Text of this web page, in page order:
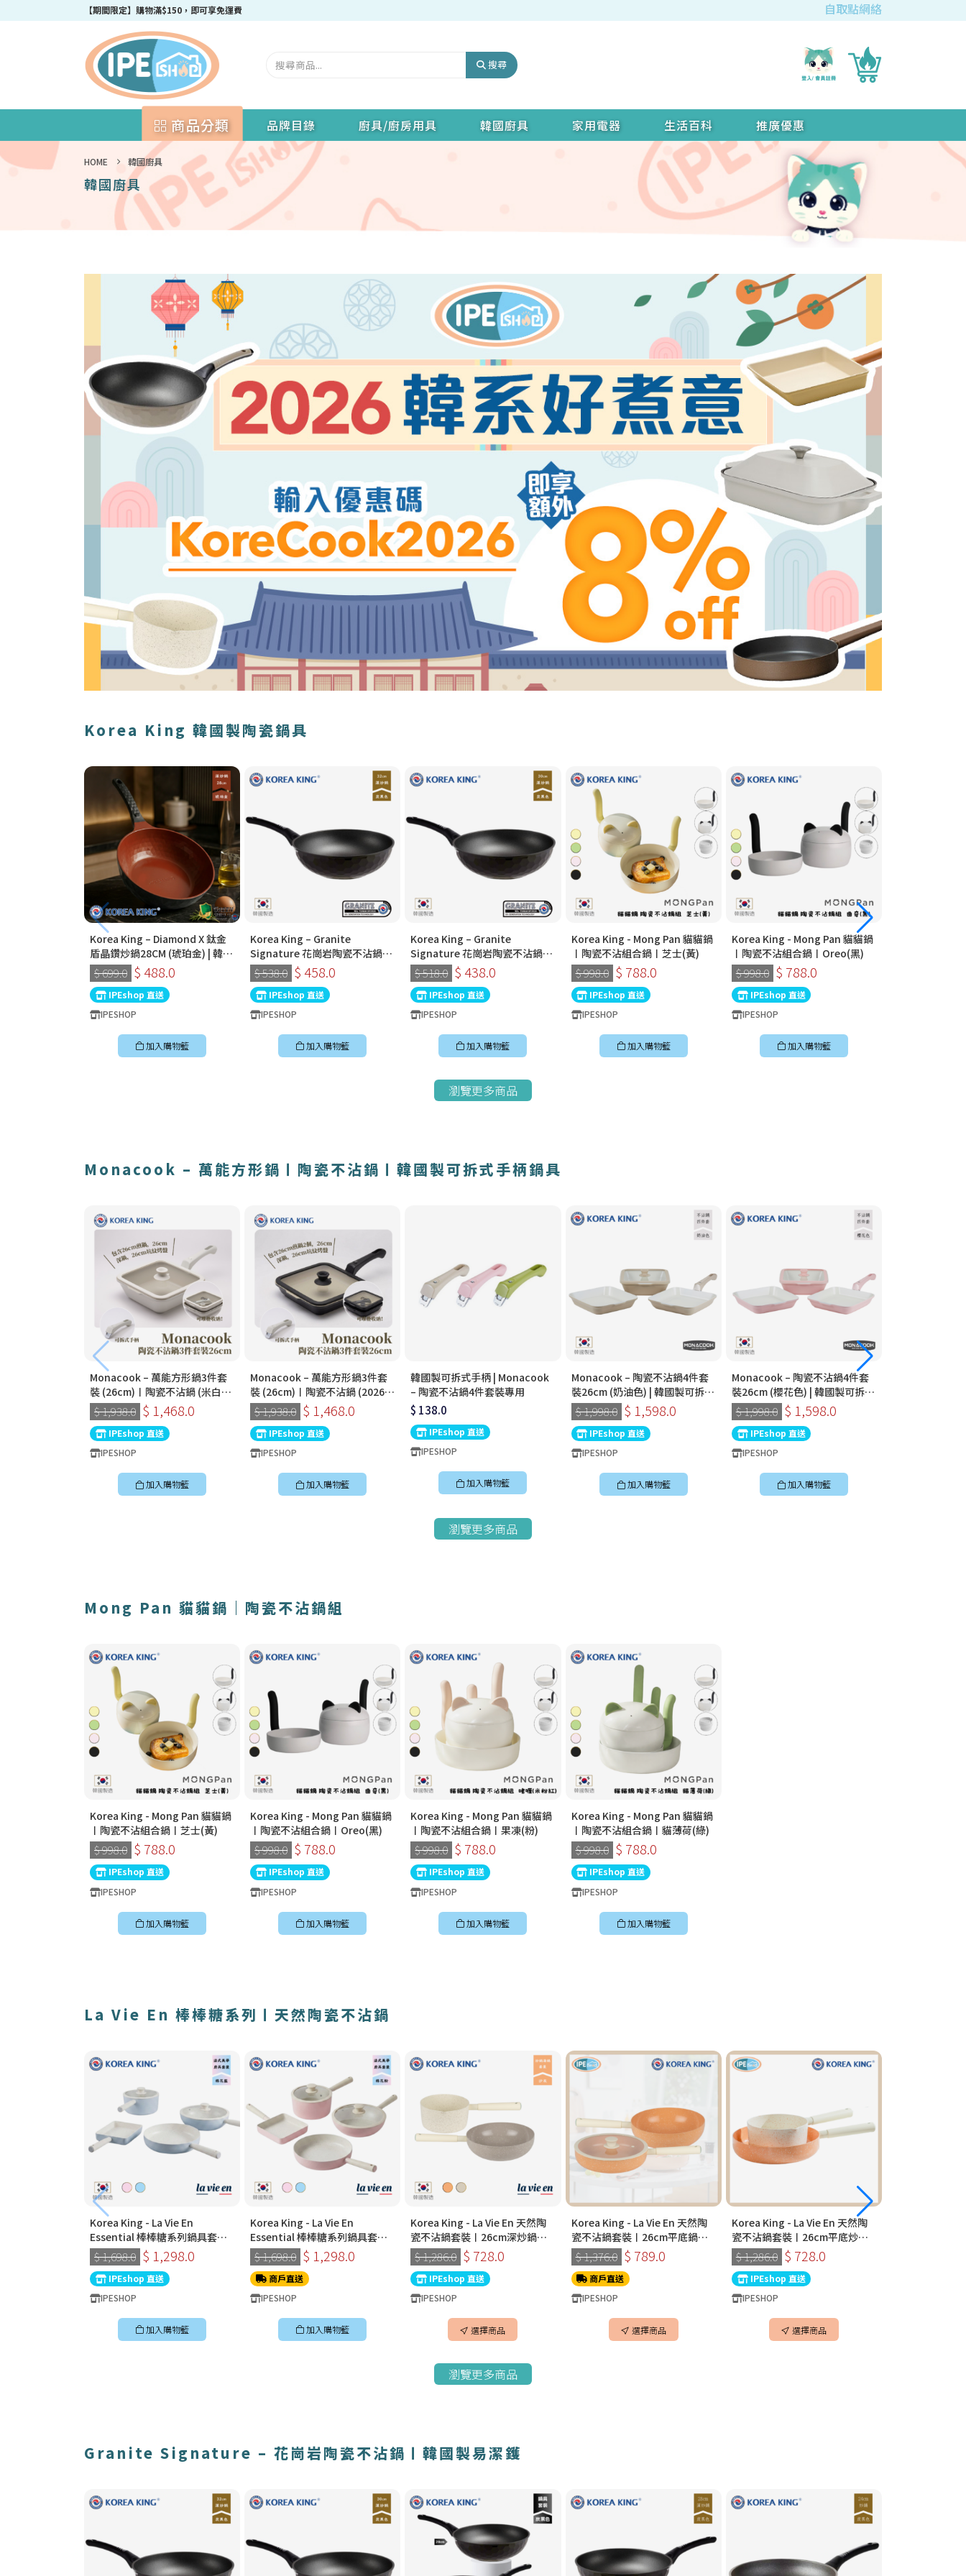
成為IPEshop會員，新會員即可獲得迎新$50購物優惠碼！ 自取點網絡
搜尋
商品分類 品牌目錄 廚具/廚房用具 韓國廚具 家用電器 生活百科 推廣優惠
HOME 韓國廚具
韓國廚具
Korea King 韓國製陶瓷鍋具
Korea King – Diamond X 鈦金
盾晶鑽炒鍋28CM (琥珀金) | 韓國
製易潔鑊 (連蓋)
$ 699.0 $ 488.0
IPEshop 直送
IPESHOP
加入購物籃
Korea King – Granite
Signature 花崗岩陶瓷不沾鍋〡
32cm深炒鍋 〡經典炭黑色〡韓
國製易潔鑊
$ 538.0 $ 458.0
IPEshop 直送
IPESHOP
加入購物籃
Korea King – Granite
Signature 花崗岩陶瓷不沾鍋〡
30cm深炒鍋 〡經典炭黑色〡韓
國製易潔鑊
$ 518.0 $ 438.0
IPEshop 直送
IPESHOP
加入購物籃
Korea King - Mong Pan 貓貓鍋
〡陶瓷不沾組合鍋〡芝士(黃)
$ 998.0 $ 788.0
IPEshop 直送
IPESHOP
加入購物籃
Korea King - Mong Pan 貓貓鍋
〡陶瓷不沾組合鍋〡Oreo(黑)
$ 998.0 $ 788.0
IPEshop 直送
IPESHOP
加入購物籃
瀏覽更多商品
Monacook – 萬能方形鍋〡陶瓷不沾鍋〡韓國製可拆式手柄鍋具
Monacook – 萬能方形鍋3件套
裝 (26cm)〡陶瓷不沾鍋 (米白
色) | 韓國製可拆式手柄鍋
$ 1,938.0 $ 1,468.0
IPEshop 直送
IPESHOP
加入購物籃
Monacook – 萬能方形鍋3件套
裝 (26cm)〡陶瓷不沾鍋 (2026全
新炭黑色) | 韓國製可拆式手柄鍋
$ 1,938.0 $ 1,468.0
IPEshop 直送
IPESHOP
加入購物籃
韓國製可拆式手柄 | Monacook
– 陶瓷不沾鍋4件套裝專用
$ 138.0
IPEshop 直送
IPESHOP
加入購物籃
Monacook – 陶瓷不沾鍋4件套
裝26cm (奶油色) | 韓國製可拆式
手柄鍋
$ 1,998.0 $ 1,598.0
IPEshop 直送
IPESHOP
加入購物籃
Monacook – 陶瓷不沾鍋4件套
裝26cm (櫻花色) | 韓國製可拆式
手柄鍋
$ 1,998.0 $ 1,598.0
IPEshop 直送
IPESHOP
加入購物籃
瀏覽更多商品
Mong Pan 貓貓鍋｜陶瓷不沾鍋組
Korea King - Mong Pan 貓貓鍋
〡陶瓷不沾組合鍋〡芝士(黃)
$ 998.0 $ 788.0
IPEshop 直送
IPESHOP
加入購物籃
Korea King - Mong Pan 貓貓鍋
〡陶瓷不沾組合鍋〡Oreo(黑)
$ 998.0 $ 788.0
IPEshop 直送
IPESHOP
加入購物籃
Korea King - Mong Pan 貓貓鍋
〡陶瓷不沾組合鍋〡果凍(粉)
$ 998.0 $ 788.0
IPEshop 直送
IPESHOP
加入購物籃
Korea King - Mong Pan 貓貓鍋
〡陶瓷不沾組合鍋〡貓薄荷(綠)
$ 998.0 $ 788.0
IPEshop 直送
IPESHOP
加入購物籃
La Vie En 棒棒糖系列〡天然陶瓷不沾鍋
Korea King - La Vie En
Essential 棒棒糖系列鍋具套裝
｜ 2026全新棉花糖藍色｜韓國
不黏鑊推薦2026
$ 1,698.0 $ 1,298.0
IPEshop 直送
IPESHOP
加入購物籃
Korea King - La Vie En
Essential 棒棒糖系列鍋具套裝
｜ 2026全新棉花糖粉色｜韓國
不黏鑊推薦2026
$ 1,698.0 $ 1,298.0
商戶直送
IPESHOP
加入購物籃
Korea King - La Vie En 天然陶
瓷不沾鍋套裝〡26cm深炒鍋
+18cm湯鍋 (沙灰/珊瑚粉)〡韓
國製廚具
$ 1,286.0 $ 728.0
IPEshop 直送
IPESHOP
選擇商品
Korea King - La Vie En 天然陶
瓷不沾鍋套裝〡26cm平底鍋
+26cm深炒鍋 (沙灰/珊瑚粉)〡
韓國製廚具
$ 1,376.0 $ 789.0
商戶直送
IPESHOP
選擇商品
Korea King - La Vie En 天然陶
瓷不沾鍋套裝〡26cm平底炒鍋
+18cm湯鍋 (沙灰/珊瑚粉)〡韓
國製廚具
$ 1,286.0 $ 728.0
IPEshop 直送
IPESHOP
選擇商品
瀏覽更多商品
Granite Signature – 花崗岩陶瓷不沾鍋〡韓國製易潔鑊